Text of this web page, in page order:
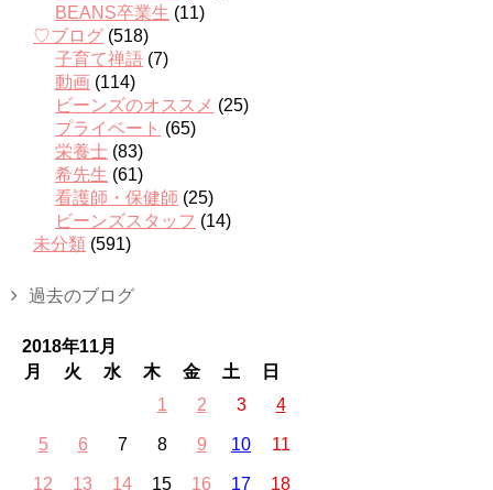
BEANS卒業生 (11)
♡ブログ (518)
子育て禅語 (7)
動画 (114)
ビーンズのオススメ (25)
プライベート (65)
栄養士 (83)
希先生 (61)
看護師・保健師 (25)
ビーンズスタッフ (14)
未分類 (591)
過去のブログ
2018年11月
月
火 水 木 金 土
日
1
2 3 4
5 6 7 8 9 10 11
12 13 14 15 16 17 18